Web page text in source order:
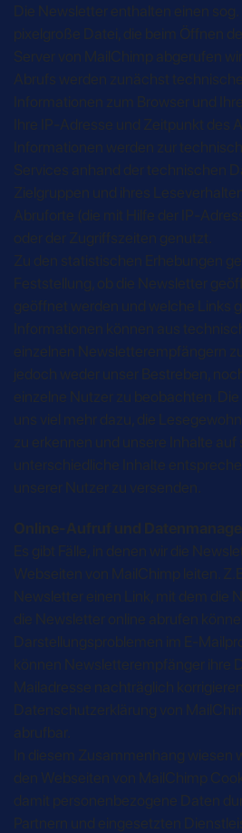
Die Newsletter enthalten einen
pixelgroße Datei, die beim Öffnen
Server von MailChimp abgerufen
Abrufs werden zunächst
Informationen zum Browser und
Ihre IP-Adresse und Zeitpunkt des
Informationen werden zur
Services anhand der technischen
Zielgruppen und ihres
Abruforte (die mit Hilfe der IP-
oder der Zugriffszeiten genutzt.
Zu den statistischen Erhebungen
Feststellung, ob die Newsletter
geöffnet werden und welche Links
Informationen können aus
einzelnen Newsletterempfängern
jedoch weder unser Bestreben,
einzelne Nutzer zu beobachten.
uns viel mehr dazu, die
zu erkennen und unsere Inhalte auf
unterschiedliche Inhalte
unserer Nutzer zu versenden.
Online-Aufruf und
Es gibt Fälle, in denen wir die
Webseiten von MailChimp leiten.
Newsletter einen Link, mit dem die
die Newsletter online abrufen
Darstellungsproblemen im E-
können Newsletterempfänger ihre
Mailadresse nachträglich
Datenschutzerklärung von
abrufbar.
In diesem Zusammenhang wiesen
den Webseiten von MailChimp
damit personenbezogene Daten
Partnern und eingesetzten